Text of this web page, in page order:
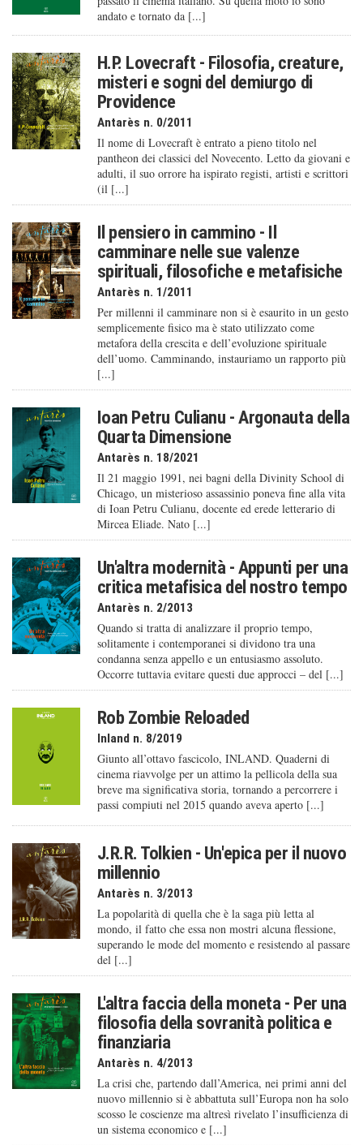
andato e tornato da [...]
H.P. Lovecraft - Filosofia, creature,
misteri e sogni del demiurgo di
Providence
Antarès n. 0/2011
Il nome di Lovecraft è entrato a pieno titolo nel
pantheon dei classici del Novecento. Letto da giovani e
adulti, il suo orrore ha ispirato registi, artisti e scrittori
(il [...]
Il pensiero in cammino - Il
camminare nelle sue valenze
spirituali, filosofiche e metafisiche
Antarès n. 1/2011
Per millenni il camminare non si è esaurito in un gesto
semplicemente fisico ma è stato utilizzato come
metafora della crescita e dell’evoluzione spirituale
dell’uomo. Camminando, instauriamo un rapporto più
[...]
Ioan Petru Culianu - Argonauta della
Quarta Dimensione
Antarès n. 18/2021
Il 21 maggio 1991, nei bagni della Divinity School di
Chicago, un misterioso assassinio poneva fine alla vita
di Ioan Petru Culianu, docente ed erede letterario di
Mircea Eliade. Nato [...]
Un'altra modernità - Appunti per una
critica metafisica del nostro tempo
Antarès n. 2/2013
Quando si tratta di analizzare il proprio tempo,
solitamente i contemporanei si dividono tra una
condanna senza appello e un entusiasmo assoluto.
Occorre tuttavia evitare questi due approcci – del [...]
Rob Zombie Reloaded
Inland n. 8/2019
Giunto all’ottavo fascicolo, INLAND. Quaderni di
cinema riavvolge per un attimo la pellicola della sua
breve ma significativa storia, tornando a percorrere i
passi compiuti nel 2015 quando aveva aperto [...]
J.R.R. Tolkien - Un'epica per il nuovo
millennio
Antarès n. 3/2013
La popolarità di quella che è la saga più letta al
mondo, il fatto che essa non mostri alcuna flessione,
superando le mode del momento e resistendo al passare
del [...]
L'altra faccia della moneta - Per una
filosofia della sovranità politica e
finanziaria
Antarès n. 4/2013
La crisi che, partendo dall’America, nei primi anni del
nuovo millennio si è abbattuta sull’Europa non ha solo
scosso le coscienze ma altresì rivelato l’insufficienza di
un sistema economico e [...]